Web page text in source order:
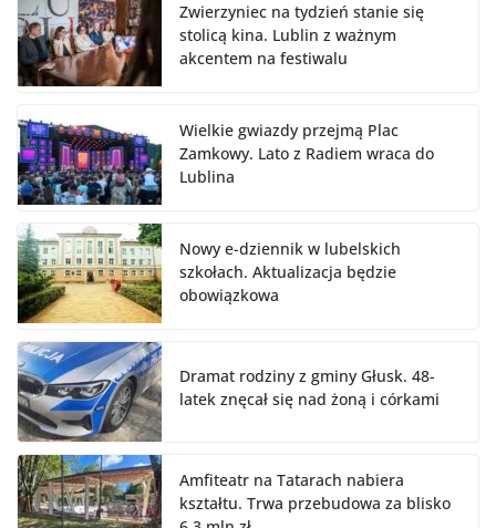
Zwierzyniec na tydzień stanie się
stolicą kina. Lublin z ważnym
akcentem na festiwalu
Wielkie gwiazdy przejmą Plac
Zamkowy. Lato z Radiem wraca do
Lublina
Nowy e-dziennik w lubelskich
szkołach. Aktualizacja będzie
obowiązkowa
Dramat rodziny z gminy Głusk. 48-
latek znęcał się nad żoną i córkami
Amfiteatr na Tatarach nabiera
kształtu. Trwa przebudowa za blisko